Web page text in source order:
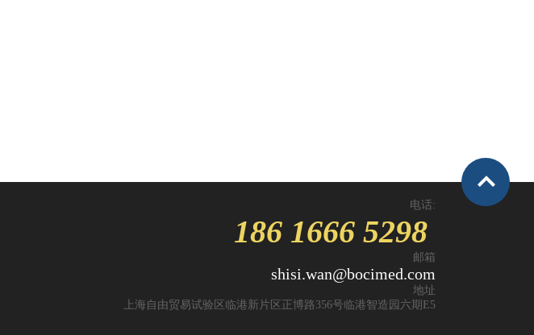
电话:
186 1666 5298
邮箱
shisi.wan@bocimed.com
地址
上海自由贸易试验区临港新片区正博路356号临港智造园六期E5